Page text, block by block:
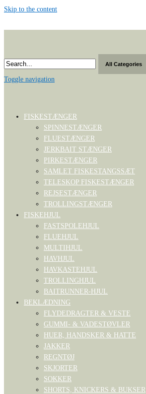
Skip to the content
Toggle navigation
FISKESTÆNGER
SPINNESTÆNGER
FLUESTÆNGER
JERKBAIT STÆNGER
PIRKESTÆNGER
SAMLET FISKESTANGSSÆT
TELESKOP FISKESTÆNGER
REJSESTÆNGER
TROLLINGSTÆNGER
FISKEHJUL
FASTSPOLEHJUL
FLUEHJUL
MULTIHJUL
HAVHJUL
HAVKASTEHJUL
TROLLINGHJUL
BAITRUNNER-HJUL
BEKLÆDNING
FLYDEDRAGTER & VESTE
GUMMI- & VADESTØVLER
HUER, HANDSKER & HATTE
JAKKER
REGNTØJ
SKJORTER
SOKKER
SHORTS, KNICKERS & BUKSER